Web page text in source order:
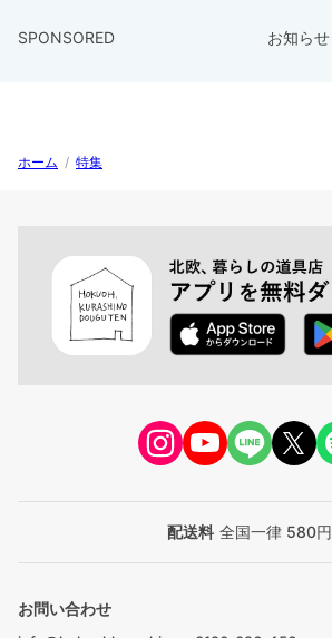
SPONSORED お知らせ
ホーム / 特集
配送料 全国一律 580円
お問い合わせ